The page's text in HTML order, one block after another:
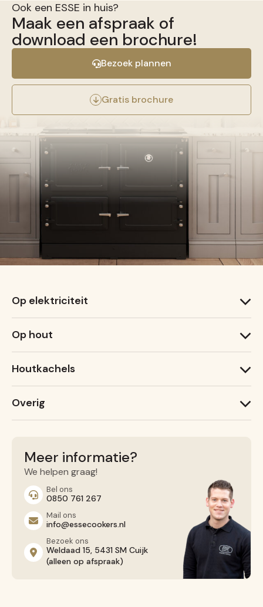
Ook een ESSE in huis?
Maak een afspraak of
download een brochure!
Bezoek plannen
Gratis brochure
Op elektriciteit
1000 X
Op hout
Ironheart
Houtkachels
ESSE 775 B
Overig
Contact opnemen
Algemene voorwaarden
Privacy Beleid
Meer informatie?
We helpen graag!
Bel ons
0850 761 267
Mail ons
info@essecookers.nl
Bezoek ons
Weldaad 15, 5431 SM Cuijk
(alleen op afspraak)